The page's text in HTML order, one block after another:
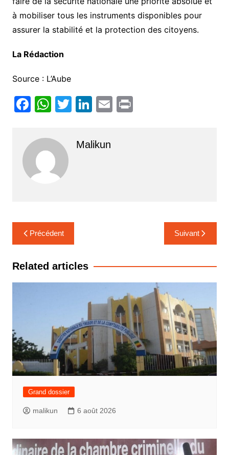
à mobiliser tous les instruments disponibles pour
assurer la stabilité et la protection des citoyens.
La Rédaction
Source : L’Aube
F
c
e
b
k
W
at
s
A
T
itt
er
Li
k
e
E Pr
Malikun
Navigation
de
l’article
Précédent Suivant
Related articles
Grand dossier
malikun 6 août 2026